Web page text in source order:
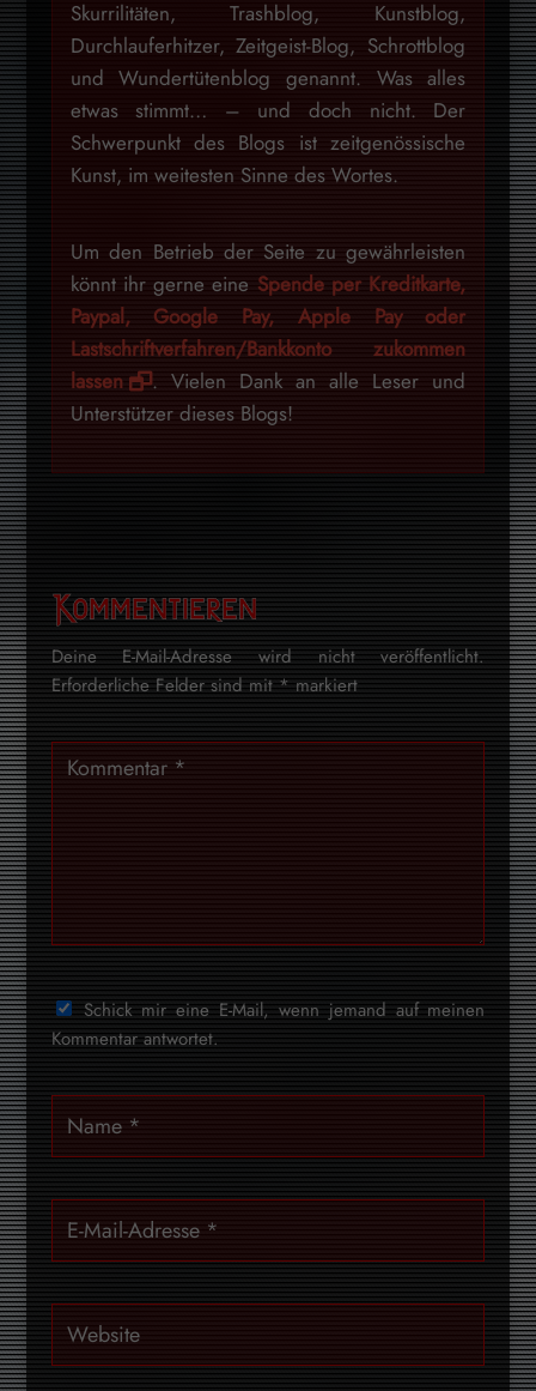
Skurrilitäten, Trashblog, Kunstblog,
Durchlauferhitzer, Zeitgeist-Blog, Schrottblog
und Wundertütenblog genannt. Was alles
etwas stimmt… – und doch nicht. Der
Schwerpunkt des Blogs ist zeitgenössische
Kunst, im weitesten Sinne des Wortes.
Um den Betrieb der Seite zu gewährleisten
könnt ihr gerne eine Spende per Kreditkarte,
Paypal, Google Pay, Apple Pay oder
Lastschriftverfahren/Bankkonto zukommen
lassen
. Vielen Dank an alle Leser und
Unterstützer dieses Blogs!
Kommentieren
Deine E-Mail-Adresse wird nicht veröffentlicht.
Erforderliche Felder sind mit * markiert
Schick mir eine E-Mail, wenn jemand auf meinen
Kommentar antwortet.